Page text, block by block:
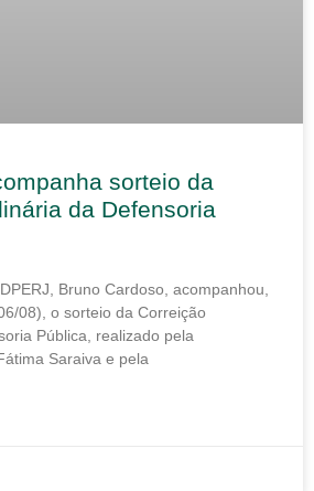
sorteio da
da Defensoria
Bruno Cardoso, acompanhou,
08), o sorteio da Correição
Pública, realizado pela
Saraiva e pela